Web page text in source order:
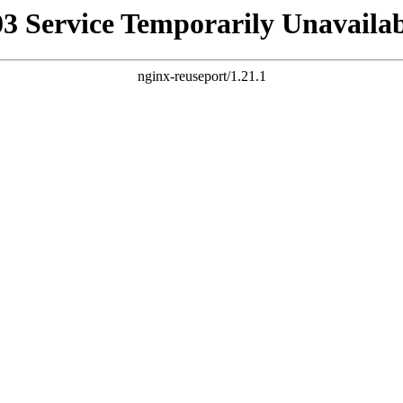
Service Temporarily
nginx-reuseport/1.21.1